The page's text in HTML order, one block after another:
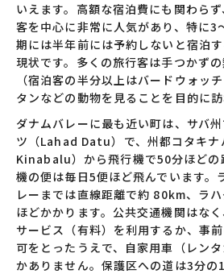
いえます。高額な宿泊費にも関わら
客を中心に非常に人気があり、特に3
期には半年前には予約しないと宿泊
現状です。多くの旅行客は手つかず
（宿泊客の半分以上はバードウォッ
タンなどの動物を見ることを目的に訪
ダナムバレーに最も近い町は、サバ
ツ（Lahad Datu）で、州都コタキ
Kinabalu）から飛行機で50分ほどの
機の便は毎日5便ほど飛んでいます。
レーまでは直線距離で約 80km、ラ
ほどかかります。公共交通機関はな
サービス（有料）を利用するか、事
可をとったうえで、自家用車（レン
かありません。保護区への道は3分の